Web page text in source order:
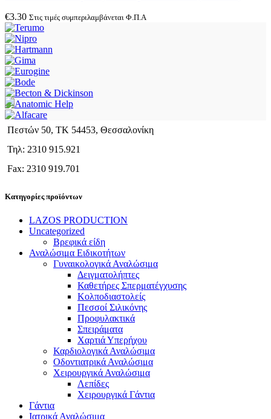
€3.30 Στις τιμές συμπεριλαμβάνεται Φ.Π.Α
Πεστών 50, ΤΚ 54453, Θεσσαλονίκη
Τηλ: 2310 915.921
Fax: 2310 919.701
Κατηγορίες προϊόντων
LAZOS PRODUCTION
Uncategorized
Βρεφικά είδη
Αναλώσιμα Ειδικοτήτων
Γυναικολογικά Αναλώσιμα
Δειγματολήπτες
Καθετήρες Σπερματέγχυσης
Κολποδιαστολείς
Πεσσοί Σιλικόνης
Προφυλακτικά
Σπειράματα
Χαρτιά Υπερήχου
Καρδιολογικά Αναλώσιμα
Οδοντιατρικά Αναλώσιμα
Χειρουργικά Αναλώσιμα
Λεπίδες
Χειρουργικά Γάντια
Γάντια
Ιατρικά Αναλώσιμα